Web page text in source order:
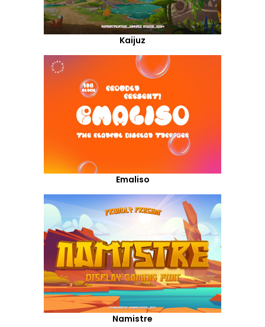
Kaijuz
Emaliso
Namistre